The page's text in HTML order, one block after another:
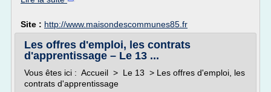
Site : http://www.maisondescommunes85.fr
Les offres d'emploi, les contrats
d'apprentissage – Le 13 ...
Vous êtes ici : Accueil > Le 13 > Les offres d'emploi, les
contrats d'apprentissage